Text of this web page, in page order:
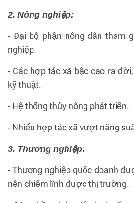
2. Nông nghiệp:
- Đại bộ phận nông dân tham
nghiệp.
- Các hợp tác xã bậc cao ra
kỹ thuật.
- Hệ thống thủy nông phát triển.
- Nhiểu hợp tác xã vượt năng
3. Thương nghiệp:
- Thương nghiệp quốc doanh
nên chiếm lĩnh được thị trường.